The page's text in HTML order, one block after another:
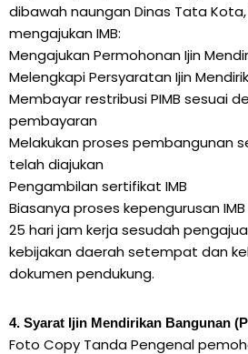
dibawah naungan Dinas Tata
mengajukan IMB:
Mengajukan Permohonan Ijin
Melengkapi Persyaratan Ijin
Membayar restribusi PIMB sesuai
pembayaran
Melakukan proses pembangunan
telah diajukan
Pengambilan sertifikat IMB
Biasanya proses kepengurusan
25 hari jam kerja sesudah
kebijakan daerah setempat dan
dokumen pendukung.
4. Syarat Ijin Mendirikan Bangunan
Foto Copy Tanda Pengenal